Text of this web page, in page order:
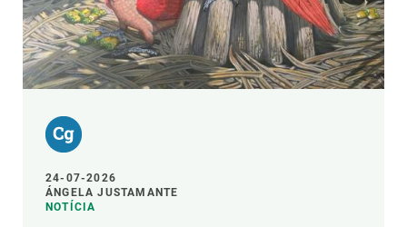
24-07-2026
ÁNGELA JUSTAMANTE
NOTÍCIA